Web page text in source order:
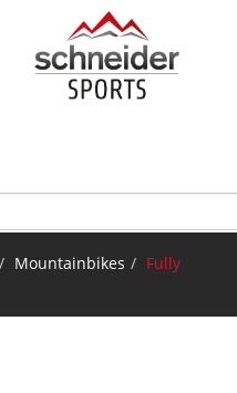
Mountainbikes Fully